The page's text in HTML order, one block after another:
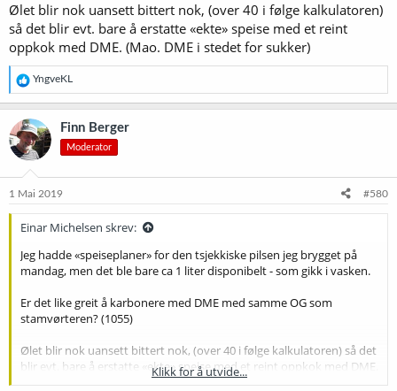
Ølet blir nok uansett bittert nok, (over 40 i følge kalkulatoren)
så det blir evt. bare å erstatte «ekte» speise med et reint
oppkok med DME. (Mao. DME i stedet for sukker)
R
e
a
k
s
j
o
e
YngveKL
Finn Berger
Moderator
1 Mai 2019 #580
Einar Michelsen skrev:
Jeg hadde «speiseplaner» for den tsjekkiske pilsen jeg brygget på
mandag, men det ble bare ca 1 liter disponibelt - som gikk i vasken.
Er det like greit å karbonere med DME med samme OG som
stamvørteren? (1055)
Ølet blir nok uansett bittert nok, (over 40 i følge kalkulatoren) så det
blir evt. bare å erstatte «ekte» speise med et reint oppkok med DME.
(Mao. DME i stedet for sukker)
Klikk for å utvide...